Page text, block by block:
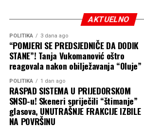
AKTUELNO
POLITIKA 3 dana ago
“POMJERI SE PREDSJEDNIČE DA DODIK
STANE”! Tanja Vukomanović oštro
reagovala nakon obilježavanja “Oluje”
POLITIKA 1 dan ago
RASPAD SISTEMA U PRIJEDORSKOM
SNSD-u! Skeneri spriječili “štimanje”
glasova, UNUTRAŠNJE FRAKCIJE IZBILE
NA POVRŠINU